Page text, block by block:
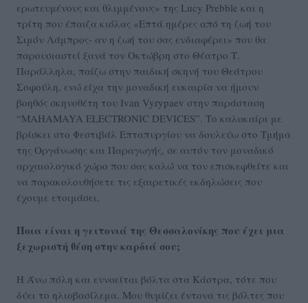
ερωτευμένους και θλιμμένους» της Lucy Prebble και η
τρίτη που έπαιζα κιόλας «Επτά ημέρες από τη ζωή του
Σιμόν Λάμπρος- αν η ζωή του σας ενδιαφέρει» που θα
παρουσιαστεί ξανά τον Οκτώβρη στο Θέατρο Τ.
Παράλληλα, παίζω στην παιδική σκηνή του Θεάτρου
Σοφούλη, ενώ είχα την μοναδική ευκαιρία να ήμουν
βοηθός σκηνοθέτη του Ivan Vyrypaev στην παράσταση
“MAHAMAYA ELECTRONIC DEVICES”. Το καλοκαίρι με
βρίσκει στο Φεστιβάλ Επταπυργίου να δουλεύω στο Τμήμα
της Οργάνωσης και Παραγωγής, σε αυτόν τον μοναδικό
αρχαιολογικό χώρο που σας καλώ να τον επισκεφθείτε και
να παρακολουθήσετε τις εξαιρετικές εκδηλώσεις που
έχουμε ετοιμάσει.
Ποια είναι η γειτονιά της Θεσσαλονίκης που έχει μια
ξεχωριστή θέση στην καρδιά σου;
Η Άνω πόλη και εννοείται βόλτα στα Κάστρα, τότε που
δύει το ηλιοβασίλεμα. Μου θυμίζει έντονα τις βόλτες που